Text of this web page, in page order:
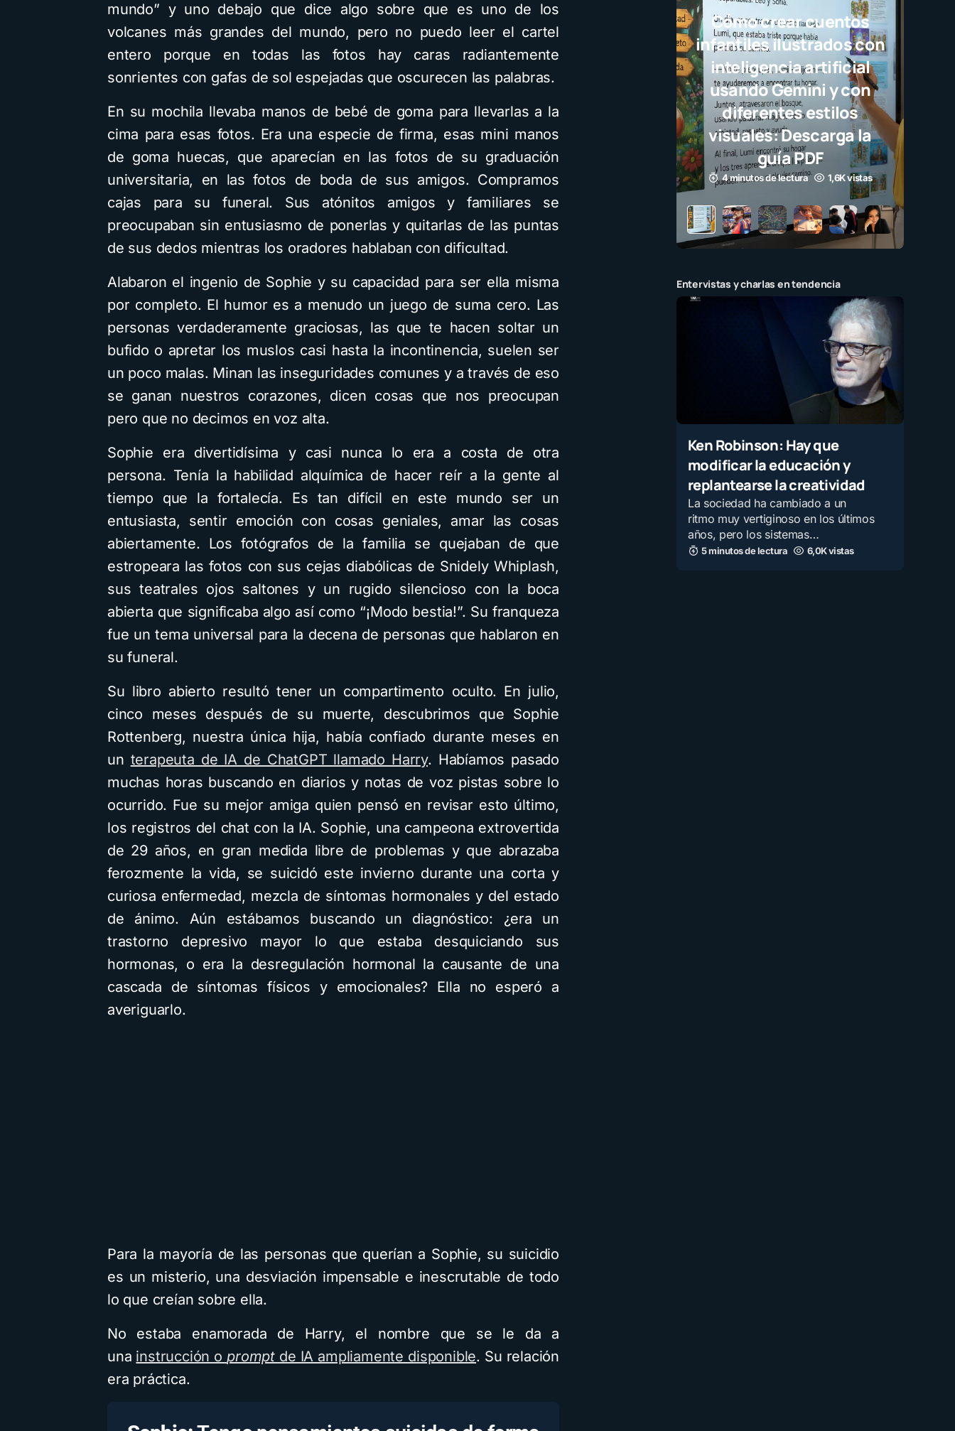
mundo” y uno debajo que dice algo sobre que es uno de los
volcanes más grandes del mundo, pero no puedo leer el cartel
entero porque en todas las fotos hay caras radiantemente
sonrientes con gafas de sol espejadas que oscurecen las palabras.
En su mochila llevaba manos de bebé de goma para llevarlas a la
cima para esas fotos. Era una especie de firma, esas mini manos
de goma huecas, que aparecían en las fotos de su graduación
universitaria, en las fotos de boda de sus amigos. Compramos
cajas para su funeral. Sus atónitos amigos y familiares se
preocupaban sin entusiasmo de ponerlas y quitarlas de las puntas
de sus dedos mientras los oradores hablaban con dificultad.
Alabaron el ingenio de Sophie y su capacidad para ser ella misma
por completo. El humor es a menudo un juego de suma cero. Las
personas verdaderamente graciosas, las que te hacen soltar un
bufido o apretar los muslos casi hasta la incontinencia, suelen ser
un poco malas. Minan las inseguridades comunes y a través de eso
se ganan nuestros corazones, dicen cosas que nos preocupan
pero que no decimos en voz alta.
Sophie era divertidísima y casi nunca lo era a costa de otra
persona. Tenía la habilidad alquímica de hacer reír a la gente al
tiempo que la fortalecía. Es tan difícil en este mundo ser un
entusiasta, sentir emoción con cosas geniales, amar las cosas
abiertamente. Los fotógrafos de la familia se quejaban de que
estropeara las fotos con sus cejas diabólicas de Snidely Whiplash,
sus teatrales ojos saltones y un rugido silencioso con la boca
abierta que significaba algo así como “¡Modo bestia!”. Su franqueza
fue un tema universal para la decena de personas que hablaron en
su funeral.
Su libro abierto resultó tener un compartimento oculto. En julio,
cinco meses después de su muerte, descubrimos que Sophie
Rottenberg, nuestra única hija, había confiado durante meses en
un terapeuta de IA de ChatGPT llamado Harry. Habíamos pasado
muchas horas buscando en diarios y notas de voz pistas sobre lo
ocurrido. Fue su mejor amiga quien pensó en revisar esto último,
los registros del chat con la IA. Sophie, una campeona extrovertida
de 29 años, en gran medida libre de problemas y que abrazaba
ferozmente la vida, se suicidó este invierno durante una corta y
curiosa enfermedad, mezcla de síntomas hormonales y del estado
de ánimo. Aún estábamos buscando un diagnóstico: ¿era un
trastorno depresivo mayor lo que estaba desquiciando sus
hormonas, o era la desregulación hormonal la causante de una
cascada de síntomas físicos y emocionales? Ella no esperó a
averiguarlo.
Para la mayoría de las personas que querían a Sophie, su suicidio
es un misterio, una desviación impensable e inescrutable de todo
lo que creían sobre ella.
No estaba enamorada de Harry, el nombre que se le da a
una instrucción oprompt de IA ampliamente disponible. Su relación
era práctica.
Cómo crear cuentos
infantiles ilustrados con
inteligencia artificial
usando Gemini y con
diferentes estilos
visuales: Descarga la
guía PDF
4 minutos de lectura 1,6K vistas
Entervistas y charlas en tendencia
Ken Robinson: Hay que
modificar la educación y
replantearse la creatividad
La sociedad ha cambiado a un
ritmo muy vertiginoso en los últimos
años, pero los sistemas…
5 minutos de lectura 6,0K vistas